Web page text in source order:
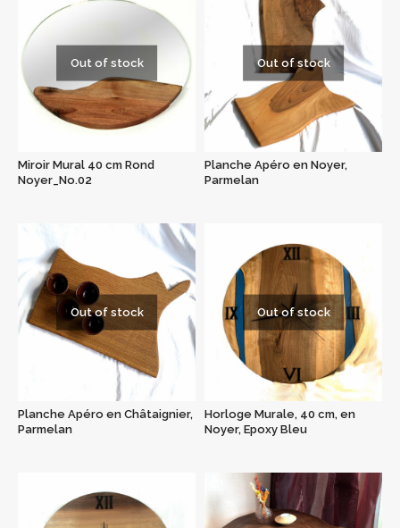
Out of stock
Miroir Mural 40 cm Rond
Noyer_No.02
Out of stock
Planche Apéro en Noyer,
Parmelan
Out of stock
Planche Apéro en Châtaignier,
Parmelan
Out of stock
Horloge Murale, 40 cm, en
Noyer, Epoxy Bleu